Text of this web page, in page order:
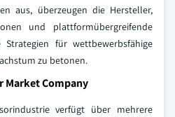
aus, überzeugen die Hersteller,
und plattformübergreifende
für wettbewerbsfähige
zu betonen.
Market Company
verfügt über mehrere